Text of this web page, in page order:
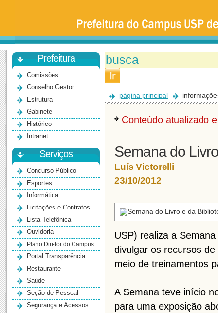
Universidade
São
Paulo
-
BauruPrefeitura
Comissões
Conselho Gestor
Estrutura
Gabinete
Histórico
Intranet
Serviços
Concurso Público
Esportes
Informática
Licitações e Contratos
Lista Telefônica
Ouvidoria
Plano Diretor do Campus
Portal Transparência
Restaurante
Saúde
Seção de Pessoal
Segurança e Acessos
página principal
Conteúdo atualizado
Semana do
Luís Victorelli
23/10/2012
USP) realiza a
divulgar os recursos
meio de treinamentos
A Semana teve início
para uma exposição